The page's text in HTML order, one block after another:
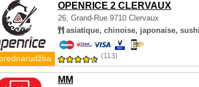
OPENRICE 2 CLERVAUX
26, Grand-Rue 9710 Clervaux
asiatique, chinoise, japonaise, sushi
(113)
MM